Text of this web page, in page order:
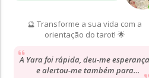
🔮 Transforme a sua vida com a
orientação do tarot! 🌟
A Yara foi rápida, deu-me esperança
e alertou-me também para